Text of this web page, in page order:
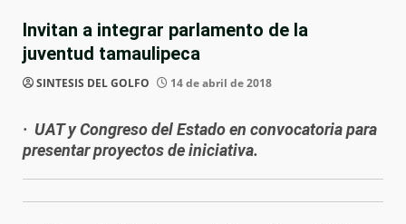
Invitan a integrar parlamento de la
juventud tamaulipeca
SINTESIS DEL GOLFO 14 de abril de 2018
· UAT y Congreso del Estado en convocatoria para
presentar proyectos de iniciativa.